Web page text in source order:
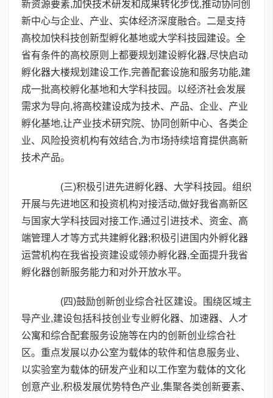
新资源要素,加快技术研发和成果转化步伐,推动协同创
新中心与企业、产业、实体经济深度融合。二是支持
高校加快科技创新型孵化基地或大学科技园建设。全
省有条件的高校原则上都要规划建设孵化器,尽快启动
孵化器大楼规划建设工作,完善配套设施和服务功能,建
成一批高校孵化基地和大学科技园。以经济社会发展
需求为导向,将高校建设成为技术、产品、企业、产业
孵化基地,让产业技术研究院、协同创新中心、各类企
业、风险投资机构有效结合,为市场持续培育提供高新
技术产品。
(三)积极引进先进孵化器、大学科技园。组织
开展与先进地区和投资机构对接活动,做好我省高新区
与国家大学科技园对接工作,通过引进技术、资金、高
端管理人才等方式共建孵化器;积极引进国内外孵化器
运营机构在我省投资建设或领办孵化器,全面提升我省
孵化器创新服务能力和对外开放水平。
(四)鼓励创新创业综合社区建设。围绕区域主
导产业,建设包括科技创业专业孵化器、加速器、人才
公寓和综合配套服务设施等在内的创新创业综合社
区。重点发展以办公室为载体的软件和信息服务业、
以实验室为载体的研发产业和以工作室为载体的文化
创意产业,积极发展优势特色产业,集聚各类创新要素、